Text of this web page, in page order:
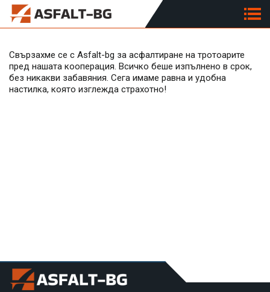
Свързахме се с Asfalt-bg за асфалтиране на тротоарите
пред нашата кооперация. Всичко беше изпълнено в срок,
без никакви забавяния. Сега имаме равна и удобна
настилка, която изглежда страхотно!